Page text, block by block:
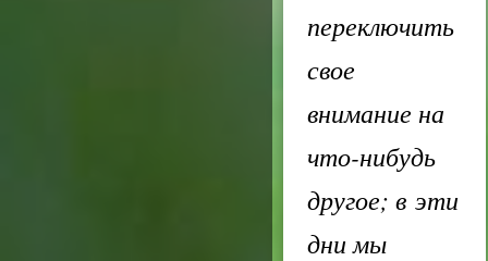
переключить
свое
внимание на
что-нибудь
другое; в эти
дни мы